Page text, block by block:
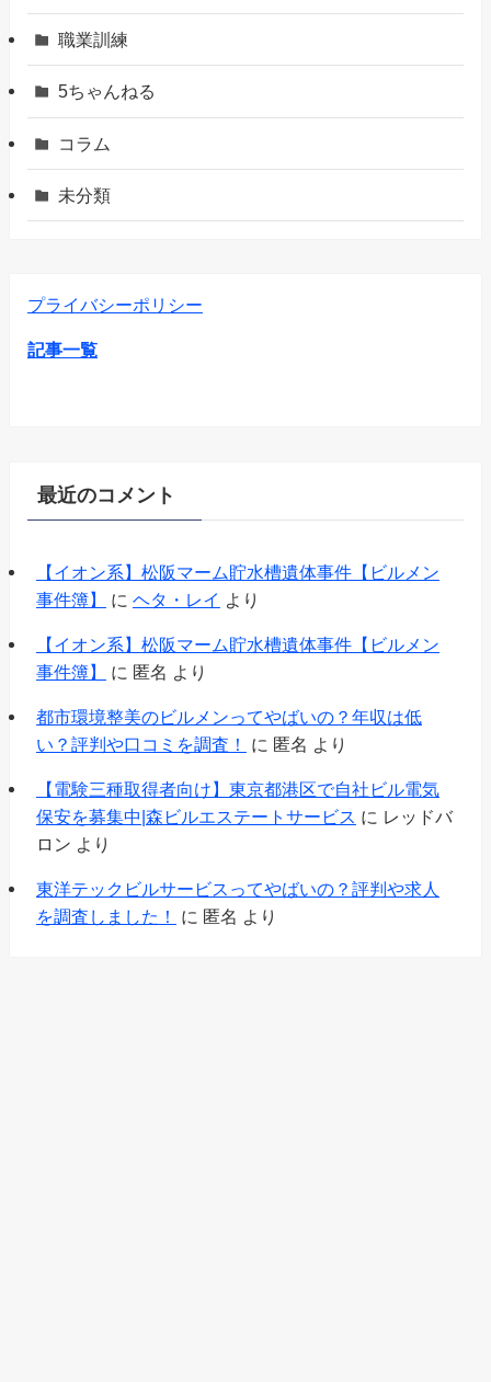
職業訓練
5ちゃんねる
コラム
未分類
プライバシーポリシー
記事一覧
最近のコメント
【イオン系】松阪マーム貯水槽遺体事件【ビルメン
事件簿】
に ヘタ・レイ より
【イオン系】松阪マーム貯水槽遺体事件【ビルメン
事件簿】
に 匿名 より
都市環境整美のビルメンってやばいの？年収は低
い？評判や口コミを調査！
に 匿名 より
【電験三種取得者向け】東京都港区で自社ビル電気
保安を募集中|森ビルエステートサービス に レッドバ
ロン より
東洋テックビルサービスってやばいの？評判や求人
を調査しました！
に 匿名 より